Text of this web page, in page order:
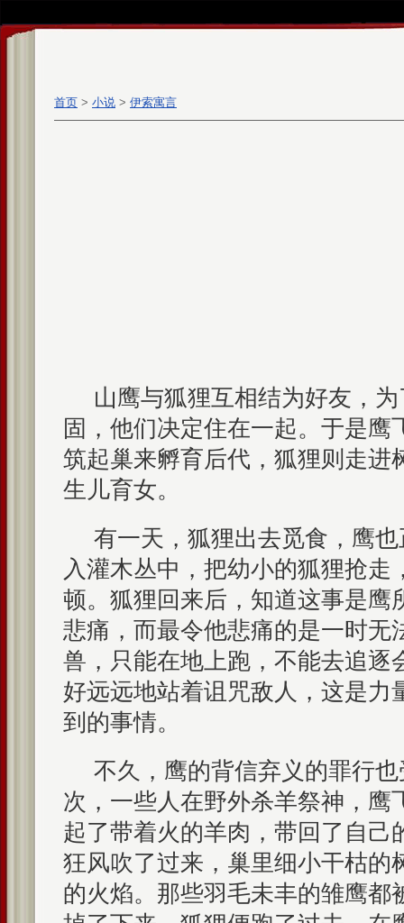
首页 > 小说 > 伊索寓言
山鹰与狐狸互相结为好友，
固，他们决定住在一起。于是鹰
筑起巢来孵育后代，狐狸则走进
生儿育女。
有一天，狐狸出去觅食，鹰
入灌木丛中，把幼小的狐狸抢走
顿。狐狸回来后，知道这事是鹰
悲痛，而最令他悲痛的是一时无
兽，只能在地上跑，不能去追逐
好远远地站着诅咒敌人，这是力
到的事情。
不久，鹰的背信弃义的罪行
次，一些人在野外杀羊祭神，鹰
起了带着火的羊肉，带回了自己
狂风吹了过来，巢里细小干枯的
的火焰。那些羽毛未丰的雏鹰都